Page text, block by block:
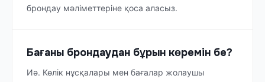
брондау мәліметтеріне қоса аласыз.
Бағаны брондаудан бұрын көремін бе?
Иә. Көлік нұсқалары мен бағалар жолаушы